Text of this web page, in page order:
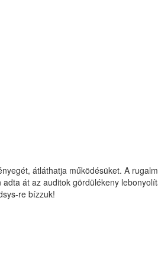
átláthatja működésüket. A
át az auditok gördülékeny
re bízzuk!